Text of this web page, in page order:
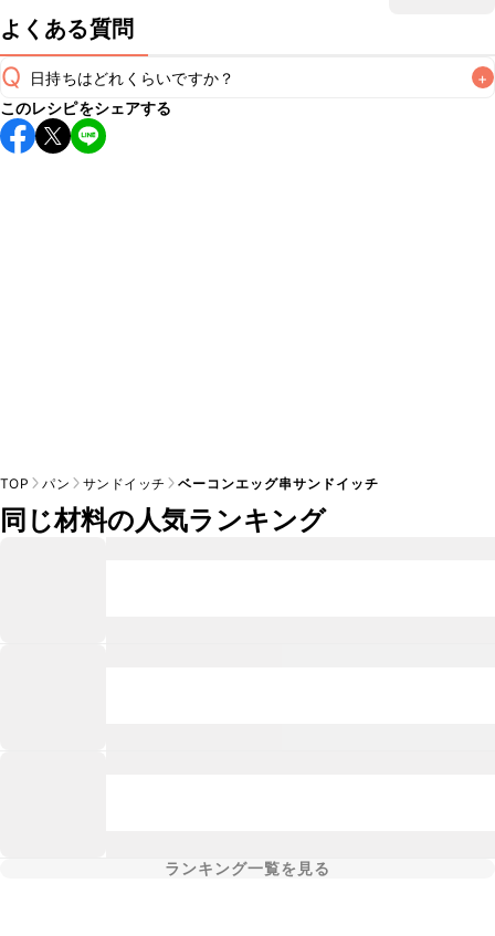
よくある質問
Q 日持ちはどれくらいですか？ +
保存期間は冷蔵で当日中が目安です。なるべくお早めにお召
し上がりください。
このレシピをシェアする
TOP パン サンドイッチ ベーコンエッグ串サンドイッチ
同じ材料の人気ランキング
ランキング一覧を見る